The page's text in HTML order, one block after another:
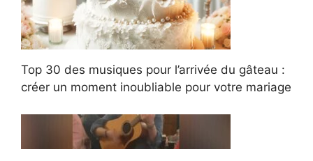
Top 30 des musiques pour l’arrivée du gâteau :
créer un moment inoubliable pour votre mariage